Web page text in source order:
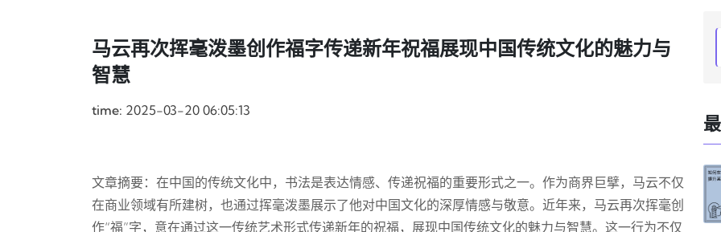
马云再次挥毫泼墨创作福字传递新年祝福展现中国传统文化的魅力与
智慧
time: 2025-03-20 06:05:13
文章摘要：在中国的传统文化中，书法是表达情感、传递祝福的重要形式之一。作为商界巨擘，马云不仅
在商业领域有所建树，也通过挥毫泼墨展示了他对中国文化的深厚情感与敬意。近年来，马云再次挥毫创
作“福”字，意在通过这一传统艺术形式传递新年的祝福，展现中国传统文化的魅力与智慧。这一行为不仅